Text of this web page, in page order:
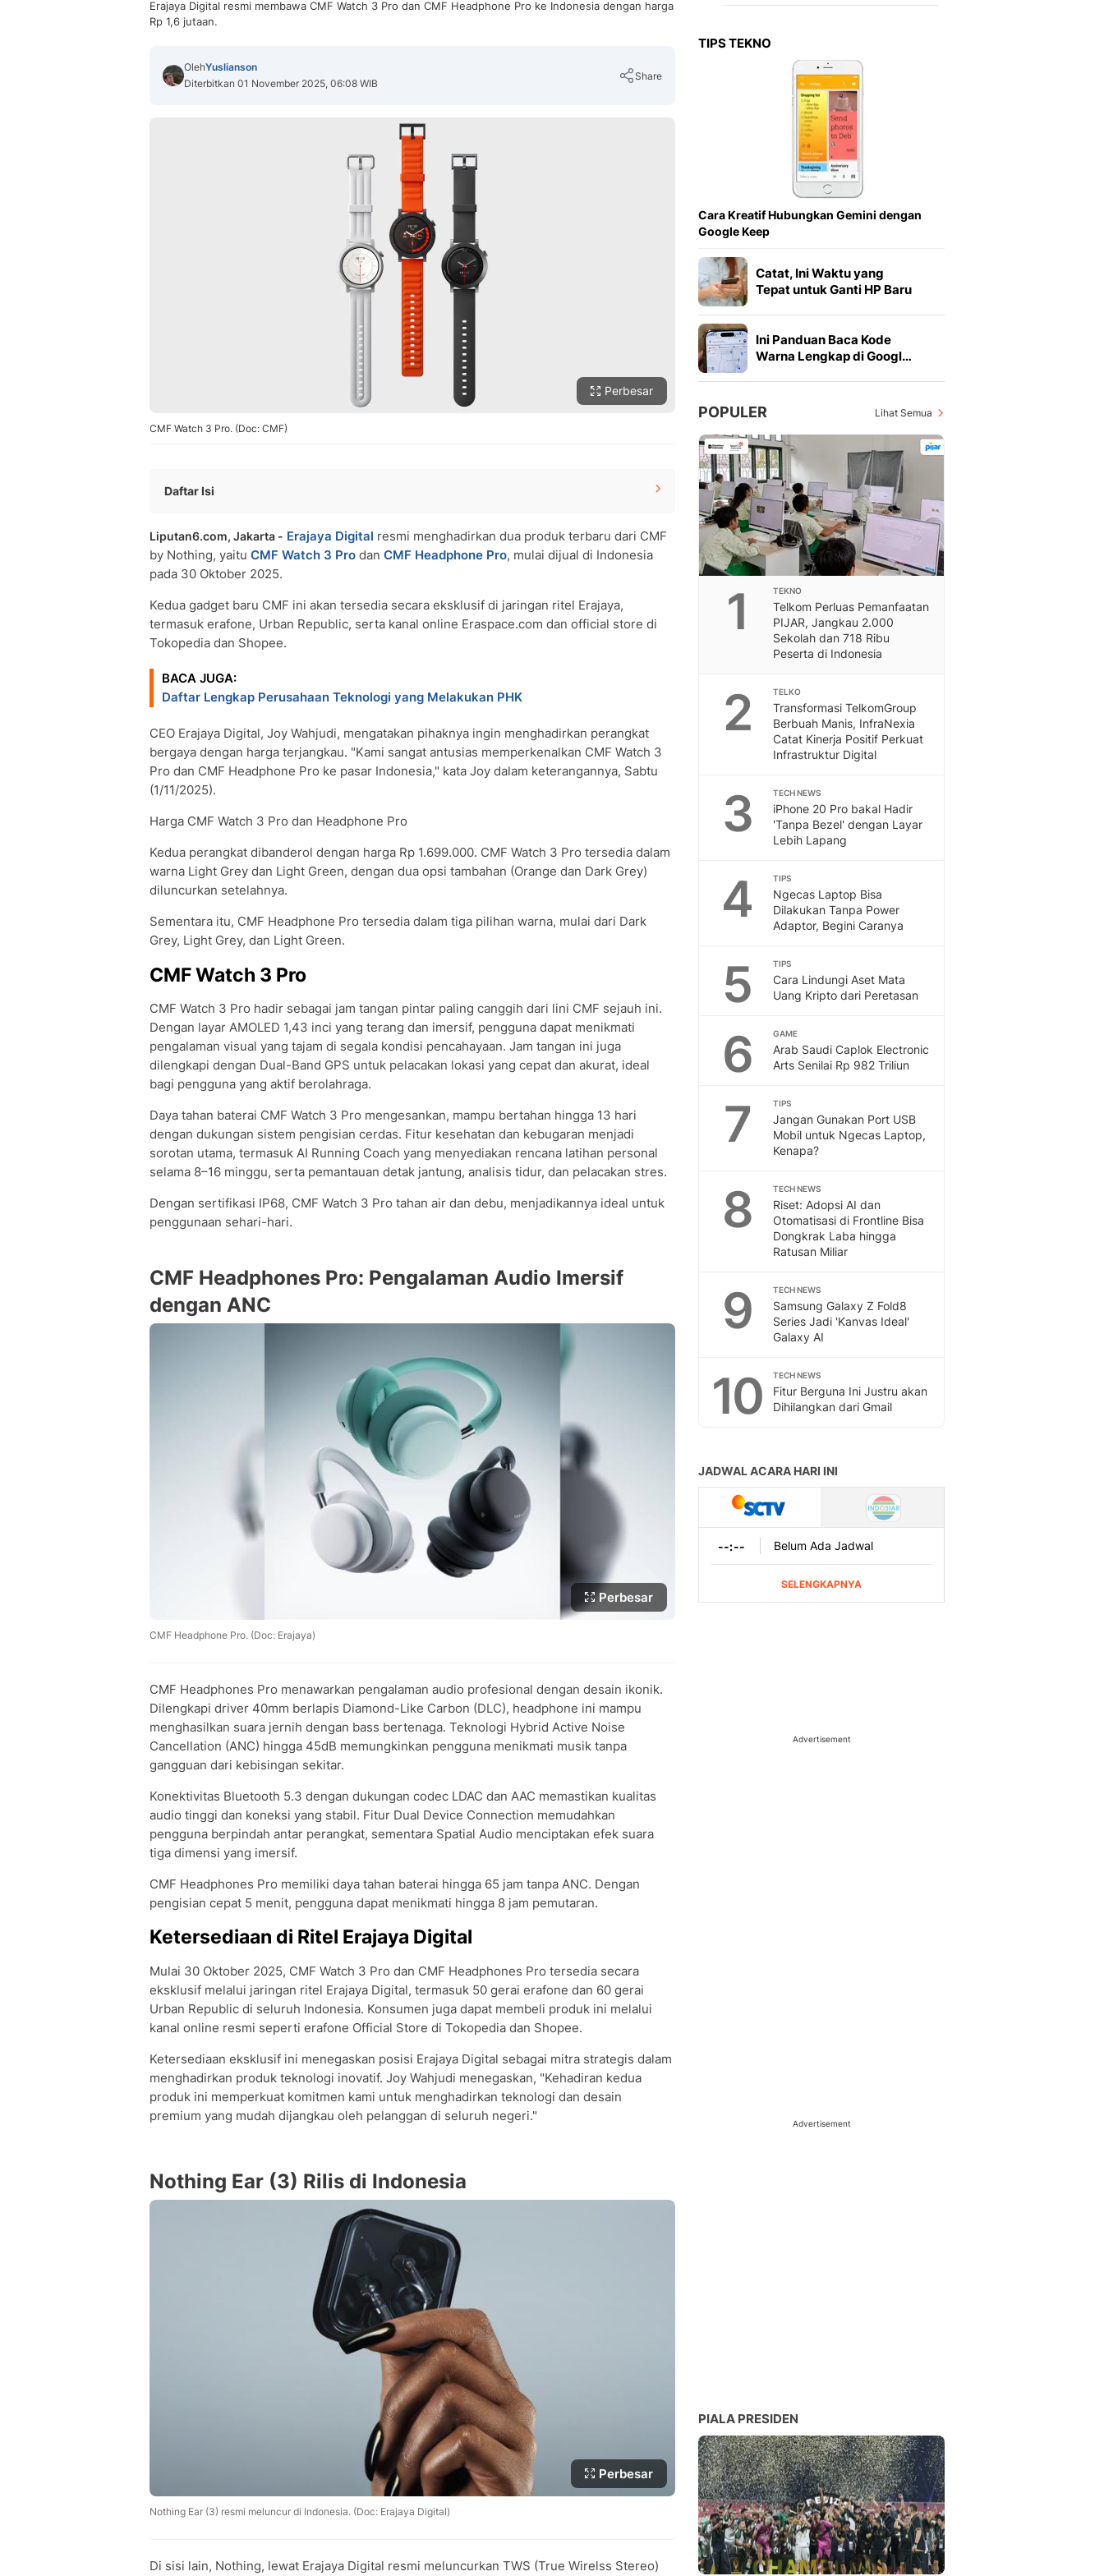
Erajaya Digital resmi membawa CMF Watch 3 Pro dan CMF Headphone Pro ke Indonesia dengan harga
Rp 1,6 jutaan.
OlehYuslianson
Diterbitkan 01 November 2025, 06:08 WIB
Share
Perbesar
CMF Watch 3 Pro. (Doc: CMF)
Daftar Isi
CMF Headphones Pro: Pengalaman Audio Imersif dengan ANC
Ketersediaan di Ritel Erajaya Digital
Nothing Ear (3) Rilis di Indonesia
Fitur di Nothing Ear (3)
Liputan6.com, Jakarta - Erajaya Digital resmi menghadirkan dua produk terbaru dari CMF
by Nothing, yaitu CMF Watch 3 Pro dan CMF Headphone Pro, mulai dijual di Indonesia
pada 30 Oktober 2025.
Kedua gadget baru CMF ini akan tersedia secara eksklusif di jaringan ritel Erajaya,
termasuk erafone, Urban Republic, serta kanal online Eraspace.com dan official store di
Tokopedia dan Shopee.
BACA JUGA:
Daftar Lengkap Perusahaan Teknologi yang Melakukan PHK
CEO Erajaya Digital, Joy Wahjudi, mengatakan pihaknya ingin menghadirkan perangkat
bergaya dengan harga terjangkau. "Kami sangat antusias memperkenalkan CMF Watch 3
Pro dan CMF Headphone Pro ke pasar Indonesia," kata Joy dalam keterangannya, Sabtu
(1/11/2025).
Harga CMF Watch 3 Pro dan Headphone Pro
Kedua perangkat dibanderol dengan harga Rp 1.699.000. CMF Watch 3 Pro tersedia dalam
warna Light Grey dan Light Green, dengan dua opsi tambahan (Orange dan Dark Grey)
diluncurkan setelahnya.
Sementara itu, CMF Headphone Pro tersedia dalam tiga pilihan warna, mulai dari Dark
Grey, Light Grey, dan Light Green.
CMF Watch 3 Pro
CMF Watch 3 Pro hadir sebagai jam tangan pintar paling canggih dari lini CMF sejauh ini.
Dengan layar AMOLED 1,43 inci yang terang dan imersif, pengguna dapat menikmati
pengalaman visual yang tajam di segala kondisi pencahayaan. Jam tangan ini juga
dilengkapi dengan Dual-Band GPS untuk pelacakan lokasi yang cepat dan akurat, ideal
bagi pengguna yang aktif berolahraga.
Daya tahan baterai CMF Watch 3 Pro mengesankan, mampu bertahan hingga 13 hari
dengan dukungan sistem pengisian cerdas. Fitur kesehatan dan kebugaran menjadi
sorotan utama, termasuk AI Running Coach yang menyediakan rencana latihan personal
selama 8–16 minggu, serta pemantauan detak jantung, analisis tidur, dan pelacakan stres.
Dengan sertifikasi IP68, CMF Watch 3 Pro tahan air dan debu, menjadikannya ideal untuk
penggunaan sehari-hari.
CMF Headphones Pro: Pengalaman Audio Imersif
dengan ANC
Perbesar
CMF Headphone Pro. (Doc: Erajaya)
CMF Headphones Pro menawarkan pengalaman audio profesional dengan desain ikonik.
Dilengkapi driver 40mm berlapis Diamond-Like Carbon (DLC), headphone ini mampu
menghasilkan suara jernih dengan bass bertenaga. Teknologi Hybrid Active Noise
Cancellation (ANC) hingga 45dB memungkinkan pengguna menikmati musik tanpa
gangguan dari kebisingan sekitar.
Konektivitas Bluetooth 5.3 dengan dukungan codec LDAC dan AAC memastikan kualitas
audio tinggi dan koneksi yang stabil. Fitur Dual Device Connection memudahkan
pengguna berpindah antar perangkat, sementara Spatial Audio menciptakan efek suara
tiga dimensi yang imersif.
CMF Headphones Pro memiliki daya tahan baterai hingga 65 jam tanpa ANC. Dengan
pengisian cepat 5 menit, pengguna dapat menikmati hingga 8 jam pemutaran.
Ketersediaan di Ritel Erajaya Digital
Mulai 30 Oktober 2025, CMF Watch 3 Pro dan CMF Headphones Pro tersedia secara
eksklusif melalui jaringan ritel Erajaya Digital, termasuk 50 gerai erafone dan 60 gerai
Urban Republic di seluruh Indonesia. Konsumen juga dapat membeli produk ini melalui
kanal online resmi seperti erafone Official Store di Tokopedia dan Shopee.
Ketersediaan eksklusif ini menegaskan posisi Erajaya Digital sebagai mitra strategis dalam
menghadirkan produk teknologi inovatif. Joy Wahjudi menegaskan, "Kehadiran kedua
produk ini memperkuat komitmen kami untuk menghadirkan teknologi dan desain
premium yang mudah dijangkau oleh pelanggan di seluruh negeri."
Nothing Ear (3) Rilis di Indonesia
Perbesar
Nothing Ear (3) resmi meluncur di Indonesia. (Doc: Erajaya Digital)
Di sisi lain, Nothing, lewat Erajaya Digital resmi meluncurkan TWS (True Wirelss Stereo)
TIPS TEKNO
Cara Kreatif Hubungkan Gemini dengan
Google Keep
Catat, Ini Waktu yang
Tepat untuk Ganti HP Baru
Ini Panduan Baca Kode
Warna Lengkap di Googl…
POPULER Lihat Semua
1 TEKNO
Telkom Perluas Pemanfaatan
PIJAR, Jangkau 2.000
Sekolah dan 718 Ribu
Peserta di Indonesia
2 TELKO
Transformasi TelkomGroup
Berbuah Manis, InfraNexia
Catat Kinerja Positif Perkuat
Infrastruktur Digital
3 TECH NEWS
iPhone 20 Pro bakal Hadir
'Tanpa Bezel' dengan Layar
Lebih Lapang
4 TIPS
Ngecas Laptop Bisa
Dilakukan Tanpa Power
Adaptor, Begini Caranya
5 TIPS
Cara Lindungi Aset Mata
Uang Kripto dari Peretasan
6 GAME
Arab Saudi Caplok Electronic
Arts Senilai Rp 982 Triliun
7 TIPS
Jangan Gunakan Port USB
Mobil untuk Ngecas Laptop,
Kenapa?
8 TECH NEWS
Riset: Adopsi AI dan
Otomatisasi di Frontline Bisa
Dongkrak Laba hingga
Ratusan Miliar
9 TECH NEWS
Samsung Galaxy Z Fold8
Series Jadi 'Kanvas Ideal'
Galaxy AI
10 TECH NEWS
Fitur Berguna Ini Justru akan
Dihilangkan dari Gmail
Advertisement
Advertisement
PIALA PRESIDEN